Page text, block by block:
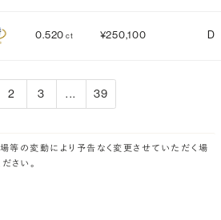
0.520 ct ¥250,100 D
2 3 ... 39
等の変動により予告なく変更させていただく場
さい。